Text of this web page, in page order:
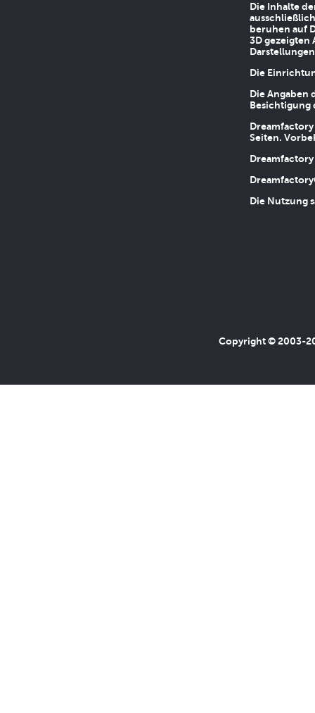
Die Inhalte
beruhen auf
3D gezeigten
Die
Die
Besichtigung
Seiten.
Die Nutzung
Copyright © 2003-